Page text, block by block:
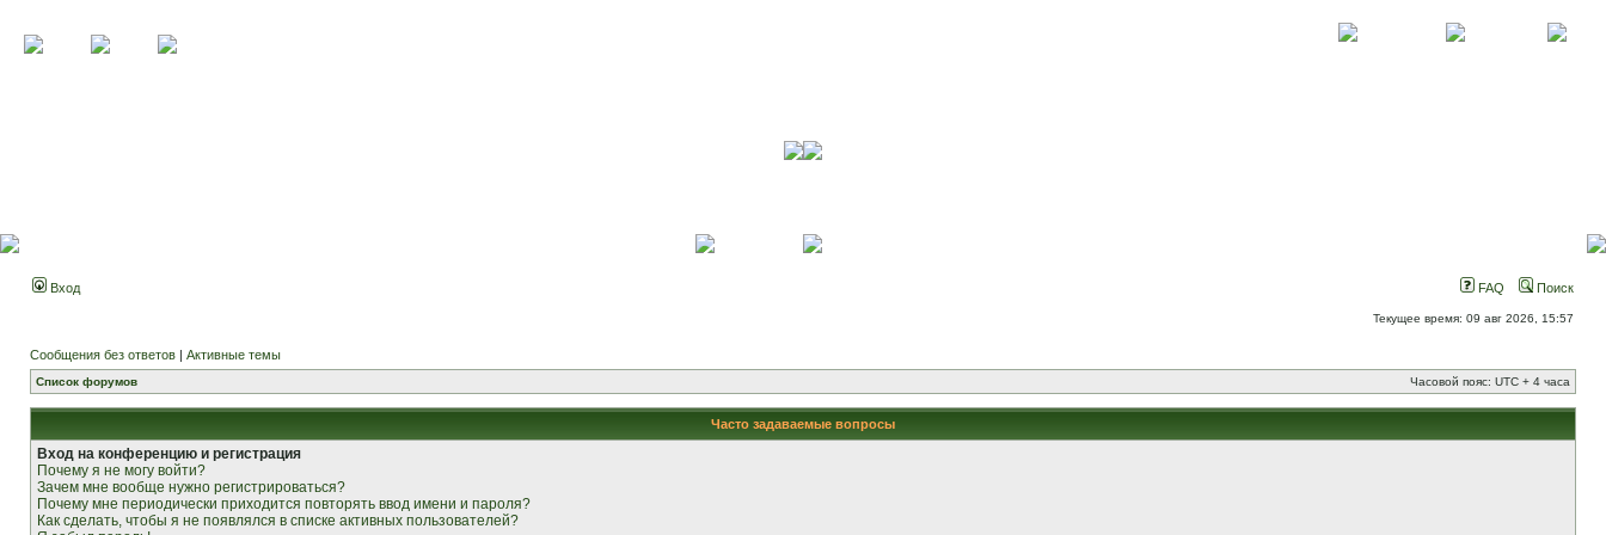
Вход FAQ Поиск
Текущее время: 09 авг 2026, 15:57
Сообщения без ответов | Активные темы
Список форумов Часовой пояс: UTC + 4 часа
Часто задаваемые вопросы
Вход на конференцию и регистрация
Почему я не могу войти?
Зачем мне вообще нужно регистрироваться?
Почему мне периодически приходится повторять ввод имени и пароля?
Как сделать, чтобы я не появлялся в списке активных пользователей?